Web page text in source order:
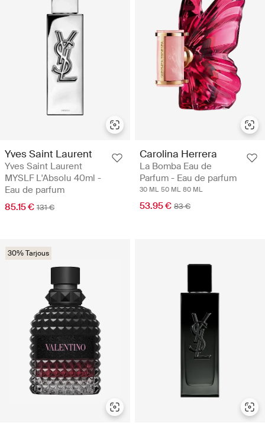
Yves Saint Laurent
Yves Saint Laurent
MYSLF L'Absolu 40ml -
Eau de parfum
85.15 € 131 €
Carolina Herrera
La Bomba Eau de
Parfum - Eau de parfum
30 ML 50 ML 80 ML
53.95 € 83 €
30% Tarjous